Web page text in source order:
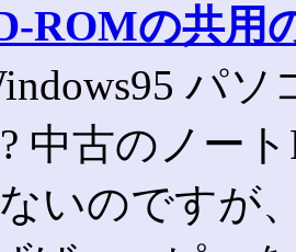
ROMの共用
パ
中古のノー
いのですが